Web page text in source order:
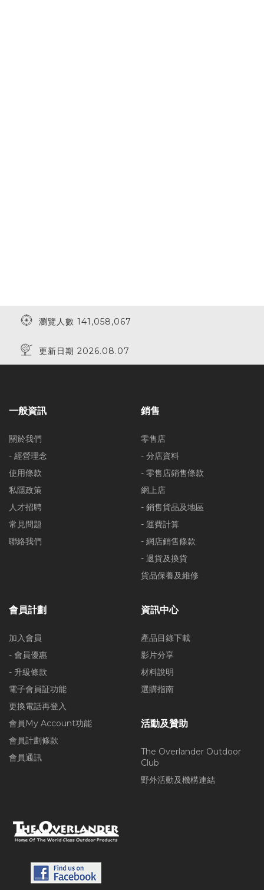
瀏覽人數 141,058,067
更新日期 2026.08.07
一般資訊
關於我們
- 經營理念
使用條款
私隱政策
人才招聘
常見問題
聯絡我們
銷售
零售店
- 分店資料
- 零售店銷售條款
網上店
- 銷售貨品及地區
- 運費計算
- 網店銷售條款
- 退貨及換貨
貨品保養及維修
會員計劃
加入會員
- 會員優惠
- 升級條款
電子會員証功能
更換電話再登入
會員My Account功能
會員計劃條款
會員通訊
資訊中心
產品目錄下載
影片分享
材料說明
選購指南
活動及贊助
The Overlander Outdoor
Club
野外活動及機構連結